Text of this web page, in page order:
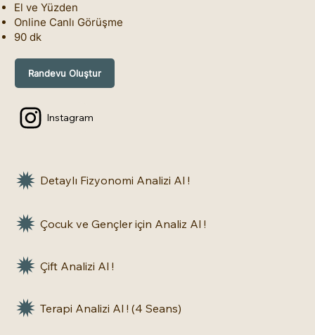
El ve Yüzden
Online Canlı Görüşme
90 dk
Randevu Oluştur
Instagram
Detaylı Fizyonomi Analizi Al !
Çocuk ve Gençler için Analiz Al !
Terapi Analizi Al ! (4 Seans)
Çift Analizi Al !